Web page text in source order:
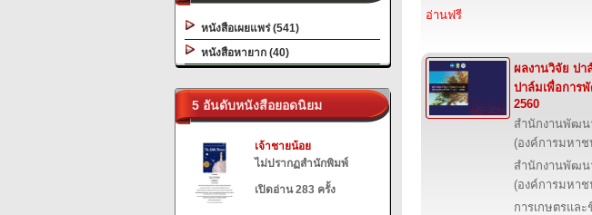
หนังสือเผยแพร่ (541)
หนังสือหายาก (40)
5 อันดับหนังสือยอดนิยม
เจ้าชายน้อย
ไม่ปรากฏสำนักพิมพ์
เปิดอ่าน 283 ครั้ง
อ่านฟรี
ผลงานวิจัย ป
ปาล์มเพื่อการ
2560
สำนักงานพัฒน
(องค์การมหาช
สำนักงานพัฒน
(องค์การมหาช
การเกษตรและ